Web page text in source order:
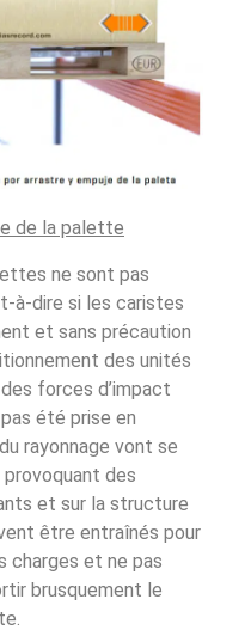
de la palette
ne sont pas
à-dire si les caristes
et sans précaution
des unités
forces d’impact
été prise en
rayonnage vont se
provoquant des
et sur la structure
être entraînés pour
charges et ne pas
brusquement le